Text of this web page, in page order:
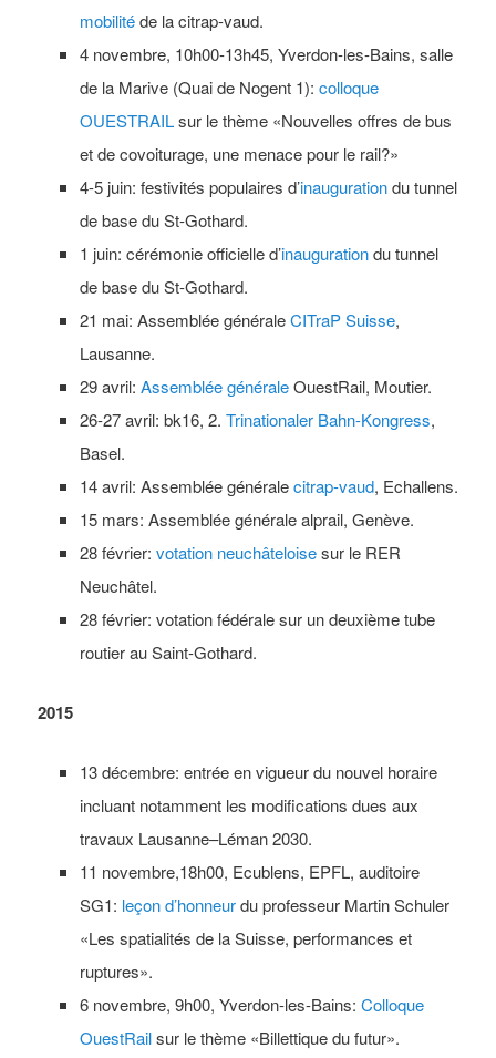
mobilitéde la citrap-vaud.
4 novembre, 10h00-13h45, Yverdon-les-Bains, salle
de la Marive (Quai de Nogent 1): colloque
OUESTRAIL sur le thème «Nouvelles offres de bus
et de covoiturage, une menace pour le rail?»
4-5 juin: festivités populaires d’inaugurationdu tunnel
de base du St-Gothard.
1 juin: cérémonie officielle d’inaugurationdu tunnel
de base du St-Gothard.
21 mai: Assemblée généraleCITraP Suisse,
Lausanne.
29 avril: Assemblée généraleOuestRail, Moutier.
26-27 avril: bk16, 2. Trinationaler Bahn-Kongress,
Basel.
14 avril: Assemblée généralecitrap-vaud, Echallens.
15 mars: Assemblée générale alprail, Genève.
28 février: votation neuchâteloise sur le RER
Neuchâtel.
28 février: votation fédérale sur un deuxième tube
routier au Saint-Gothard.
2015
13 décembre: entrée en vigueur du nouvel horaire
incluant notamment les modifications dues aux
travaux Lausanne–Léman 2030.
11 novembre,18h00, Ecublens, EPFL, auditoire
SG1: leçon d’honneur du professeur Martin Schuler
«Les spatialités de la Suisse, performances et
ruptures».
6 novembre, 9h00, Yverdon-les-Bains: Colloque
OuestRail sur le thème «Billettique du futur».